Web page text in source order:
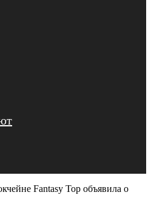
Fantasy Top объявила о